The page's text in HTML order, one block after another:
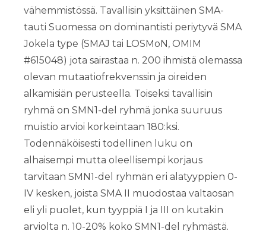
vähemmistössä. Tavallisin yksittäinen SMA-
tauti Suomessa on dominantisti periytyvä SMA
Jokela type (SMAJ tai LOSMoN, OMIM
#615048) jota sairastaa n. 200 ihmistä olemassa
olevan mutaatiofrekvenssin ja oireiden
alkamisiän perusteella. Toiseksi tavallisin
ryhmä on SMN1-del ryhmä jonka suuruus
muistio arvioi korkeintaan 180:ksi.
Todennäköisesti todellinen luku on
alhaisempi mutta oleellisempi korjaus
tarvitaan SMN1-del ryhmän eri alatyyppien 0-
IV kesken, joista SMA II muodostaa valtaosan
eli yli puolet, kun tyyppiä I ja III on kutakin
arviolta n. 10-20% koko SMN1-del ryhmästä.